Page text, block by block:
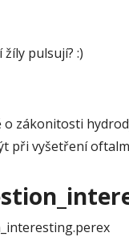
pulsují? :)
zákonitosti
při vyšetření